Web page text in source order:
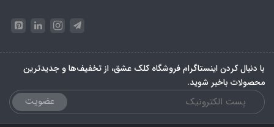
با دنبال کردن اینستاگرام فروشگاه کلک عشق، از تخفیف‌ها و جدیدترین‌
محصولات باخبر شوید.
عضویت